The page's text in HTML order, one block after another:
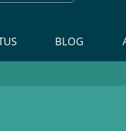
BLOG